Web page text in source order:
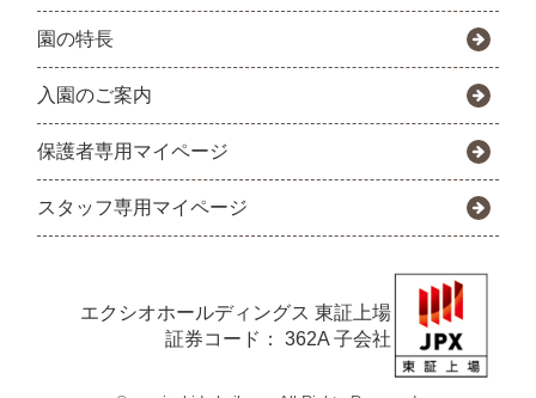
園の特長
入園のご案内
保護者専用マイページ
スタッフ専用マイページ
エクシオホールディングス 東証上場
証券コード： 362A 子会社